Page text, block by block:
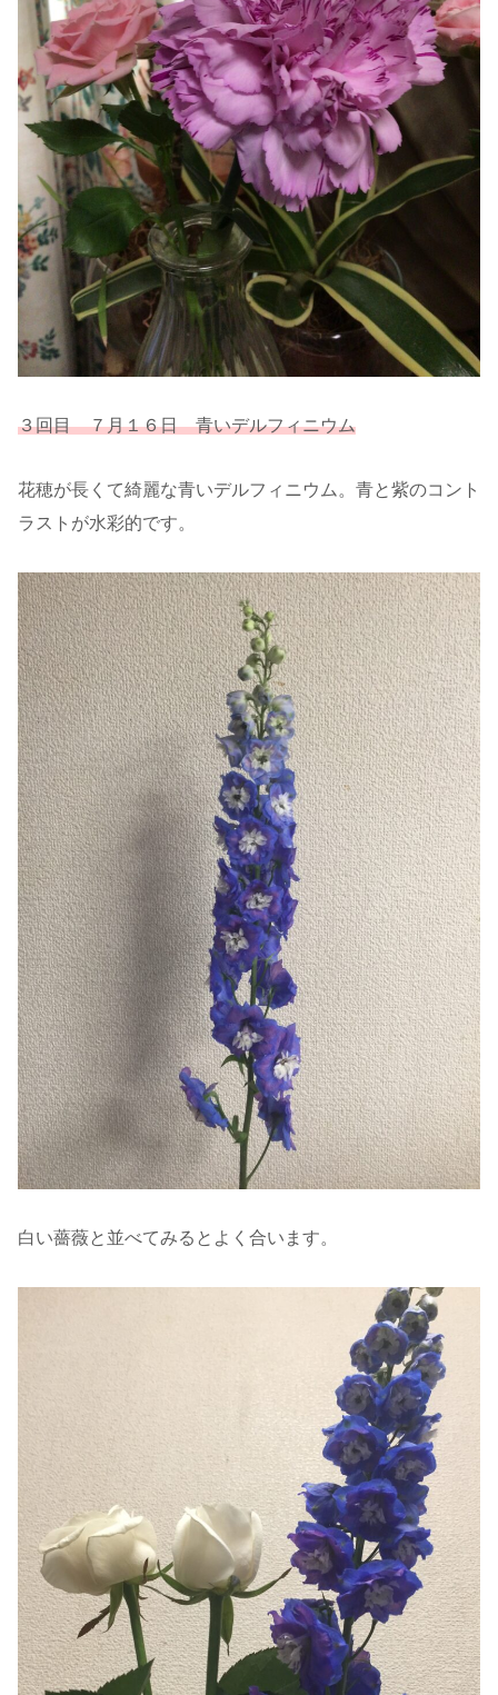
３回目 ７月１６日 青いデルフィニウム
花穂が長くて綺麗な青いデルフィニウム。青と紫のコント
ラストが水彩的です。
白い薔薇と並べてみるとよく合います。